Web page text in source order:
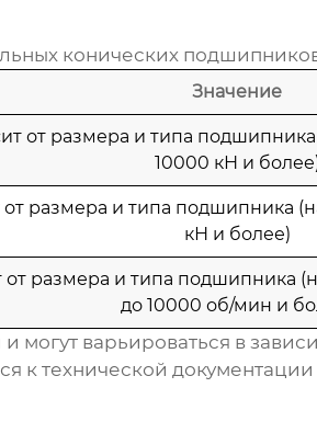
конических
Значение
от размера и типа
10000 кН и
от размера и типа подшипника
кН и более)
от размера и типа подшипника
до 10000 об/мин и
могут варьироваться в
к технической